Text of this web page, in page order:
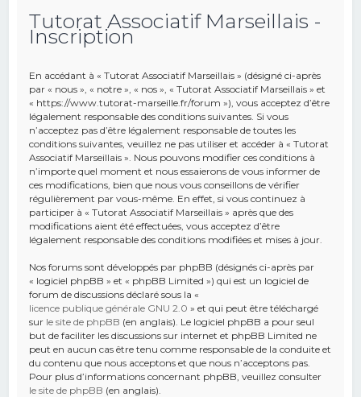
Tutorat Associatif Marseillais -
Inscription
En accédant à « Tutorat Associatif Marseillais » (désigné ci-après
par « nous », « notre », « nos », « Tutorat Associatif Marseillais » et
« https://www.tutorat-marseille.fr/forum »), vous acceptez d’être
légalement responsable des conditions suivantes. Si vous
n’acceptez pas d’être légalement responsable de toutes les
conditions suivantes, veuillez ne pas utiliser et accéder à « Tutorat
Associatif Marseillais ». Nous pouvons modifier ces conditions à
n’importe quel moment et nous essaierons de vous informer de
ces modifications, bien que nous vous conseillons de vérifier
régulièrement par vous-même. En effet, si vous continuez à
participer à « Tutorat Associatif Marseillais » après que des
modifications aient été effectuées, vous acceptez d’être
légalement responsable des conditions modifiées et mises à jour.
Nos forums sont développés par phpBB (désignés ci-après par
« logiciel phpBB » et « phpBB Limited ») qui est un logiciel de
forum de discussions déclaré sous la «
licence publique générale GNU 2.0 » et qui peut être téléchargé
sur le site de phpBB (en anglais). Le logiciel phpBB a pour seul
but de faciliter les discussions sur internet et phpBB Limited ne
peut en aucun cas être tenu comme responsable de la conduite et
du contenu que nous acceptons et que nous n’acceptons pas.
Pour plus d’informations concernant phpBB, veuillez consulter
le site de phpBB (en anglais).